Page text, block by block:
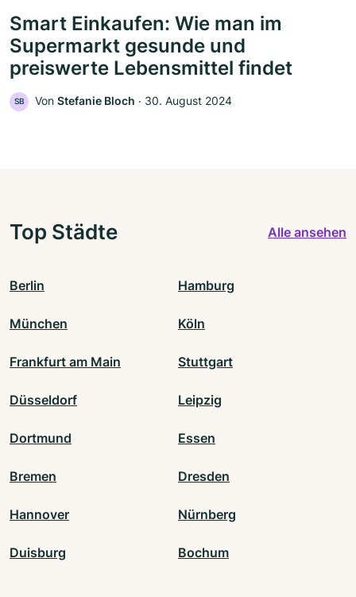
Smart Einkaufen: Wie man im
Supermarkt gesunde und
preiswerte Lebensmittel findet
SB Von Stefanie Bloch ‧ 30. August 2024
Top Städte Alle ansehen
Berlin Hamburg
München Köln
Frankfurt am Main Stuttgart
Düsseldorf Leipzig
Dortmund Essen
Bremen Dresden
Hannover Nürnberg
Duisburg Bochum